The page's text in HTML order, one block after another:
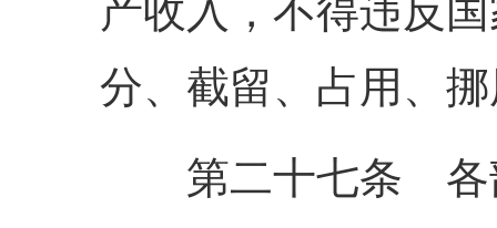
产收入，不得违反
分、截留、占用、
第二十七条 各部